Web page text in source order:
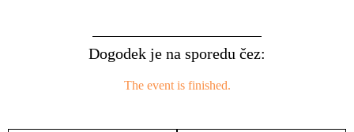
Dogodek je na sporedu čez:
The event is finished.